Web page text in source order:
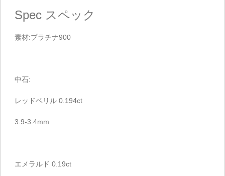
Spec スペック
素材:プラチナ900
中石:
レッドベリル 0.194ct
3.9-3.4mm
エメラルド 0.19ct